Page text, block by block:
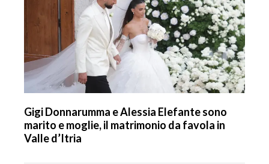
Gigi Donnarumma e Alessia Elefante sono
marito e moglie, il matrimonio da favola in
Valle d’Itria